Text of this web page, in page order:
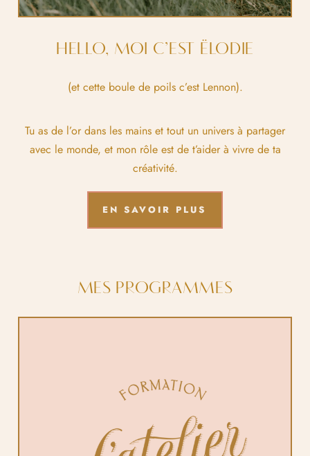
HELLO, MOI C’EST ËLODIE
(et cette boule de poils c’est Lennon).
Tu as de l’or dans les mains et tout un univers à partager
avec le monde, et mon rôle est de t’aider à vivre de ta
créativité.
EN SAVOIR PLUS
MES PROGRAMMES